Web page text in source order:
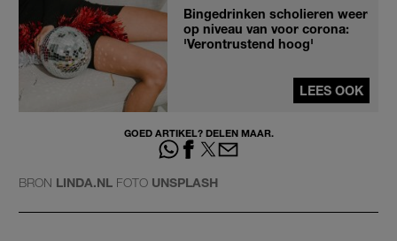
Bingedrinken scholieren weer
op niveau van voor corona:
'Verontrustend hoog'
LEES OOK
GOED ARTIKEL? DELEN MAAR.
BRON LINDA.NL FOTO UNSPLASH